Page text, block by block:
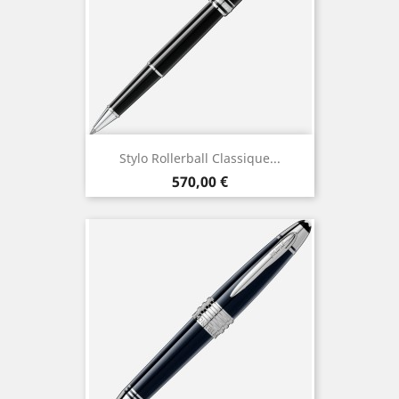
Stylo Rollerball Classique...
Prix
570,00 €